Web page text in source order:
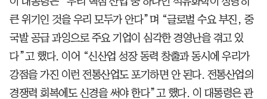
큰 위기인 것을 우리 모두가 안다”며 “글로벌 수요 부진, 중
국발 공급 과잉으로 주요 기업이 심각한 경영난을 겪고 있
다”고 했다. 이어 “신산업 성장 동력 창출과 동시에 우리가
강점을 가진 이런 전통산업도 포기하면 안 된다. 전통산업의
경쟁력 회복에도 신경을 써야 한다”고 했다. 이 대통령은 관